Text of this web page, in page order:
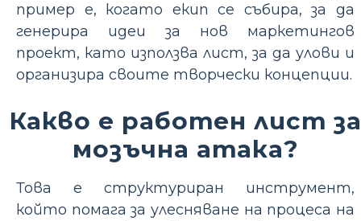
пример е, когато екип се събира, за да
генерира идеи за нов маркетингов
проект, като използва лист, за да улови и
организира своите творчески концепции.
Какво е работен лист за
мозъчна атака?
Това е структуриран инструмент,
който помага за улесняване на процеса на